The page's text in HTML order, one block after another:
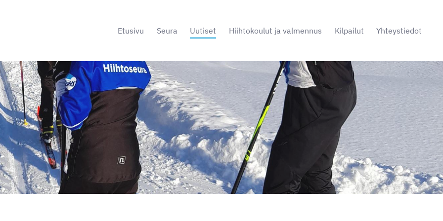
Etusivu Seura Uutiset Hiihtokoulut ja valmennus Kilpailut Yhteystiedot